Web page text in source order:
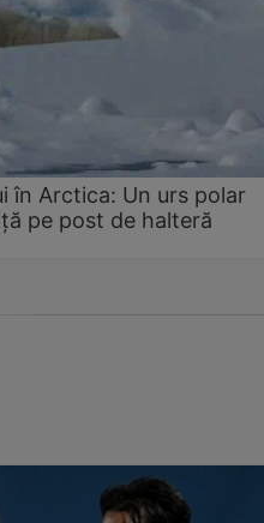
în Arctica: Un urs polar
pe post de halteră